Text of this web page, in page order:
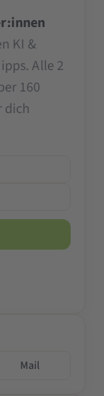
KI &
Alle 2
160
dich
Mail